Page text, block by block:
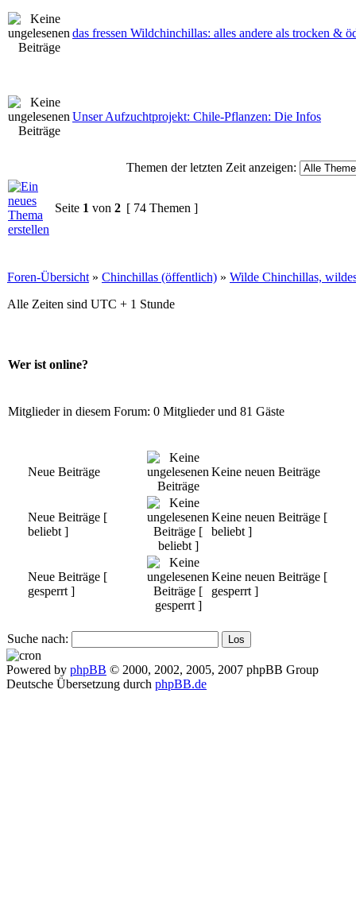
das fressen Wildchinchillas: alles andere als trocken &
Unser Aufzuchtprojekt: Chile-Pflanzen: Die Infos
Themen der letzten Zeit anzeigen:
Seite 1 von 2 [ 74 Themen ]
Foren-Übersicht » Chinchillas (öffentlich) » Wilde Chinchillas,
Alle Zeiten sind UTC + 1 Stunde
Wer ist online?
Mitglieder in diesem Forum: 0 Mitglieder und 81 Gäste
Neue Beiträge Keine neuen Beiträge
Neue Beiträge [
beliebt ]
Keine neuen Beiträge [
beliebt ]
Neue Beiträge [
gesperrt ]
Keine neuen Beiträge [
gesperrt ]
Suche nach:
Powered by phpBB © 2000, 2002, 2005, 2007 phpBB Group
Deutsche Übersetzung durch phpBB.de